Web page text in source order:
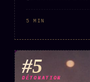
5 MIN
#5
DÉTONATION